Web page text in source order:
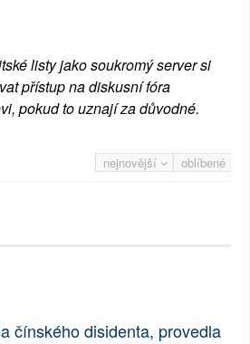
listy jako soukromý server si
přístup na diskusní fóra
pokud to uznají za důvodné.
nejnovější oblíbené
čínského disidenta, provedla